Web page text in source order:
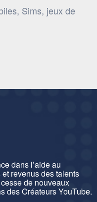
Sims, jeux de
dans l’aide au
revenus des talents
de nouveaux
des Créateurs YouTube.